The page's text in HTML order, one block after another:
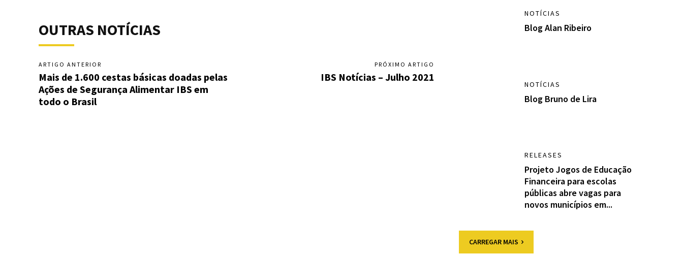
OUTRAS NOTÍCIAS
ARTIGO ANTERIOR
Mais de 1.600 cestas básicas doadas pelas
Ações de Segurança Alimentar IBS em
todo o Brasil
PRÓXIMO ARTIGO
IBS Notícias – Julho 2021
NOTÍCIAS
Blog Alan Ribeiro
NOTÍCIAS
Blog Bruno de Lira
RELEASES
Projeto Jogos de Educação
Financeira para escolas
públicas abre vagas para
novos municípios em...
CARREGAR MAIS